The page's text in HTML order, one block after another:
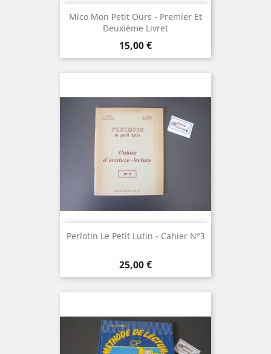
Mico Mon Petit Ours - Premier Et
Deuxième Livret
Prix
15,00 €
Perlotin Le Petit Lutin - Cahier N°3
Prix
25,00 €